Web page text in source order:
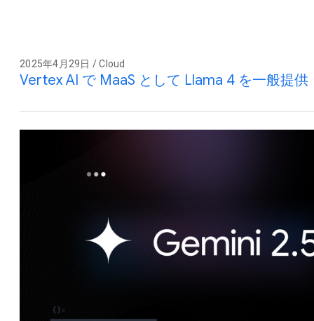
2025年4月29日 / Cloud
Vertex AI で MaaS として Llama 4 を一般提供